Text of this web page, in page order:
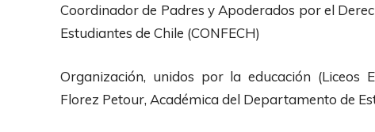
Coordinador de Padres y Apoderados por el
Estudiantes de Chile (CONFECH)
Organización, unidos por la educación (Liceos
Florez Petour, Académica del Departamento de